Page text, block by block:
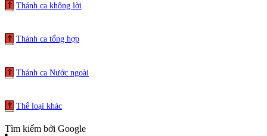
Thánh ca không lời
Thánh ca tổng hợp
Thánh ca Nước ngoài
Thể loại khác
Tìm kiếm bởi Google